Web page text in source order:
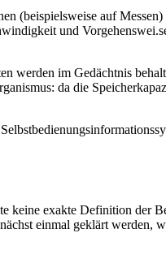
(beispielsweise auf
und
werden im Gedächtnis
da die
keine exakte Definition der
einmal geklärt werden,